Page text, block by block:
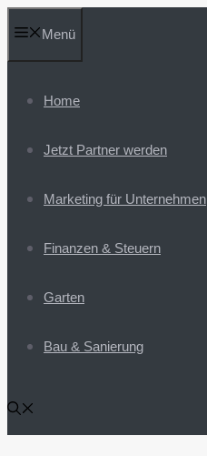
Inhalt
springen
Menü
Home
Jetzt Partner werden
Marketing für Unternehmen
Finanzen & Steuern
Garten
Bau & Sanierung